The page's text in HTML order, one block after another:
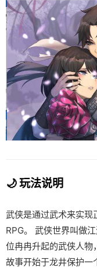
🌙 玩法说明
武侠是通过武术来实现
RPG。 武侠世界叫做
位冉冉升起的武侠人物
故事开始于龙井保护